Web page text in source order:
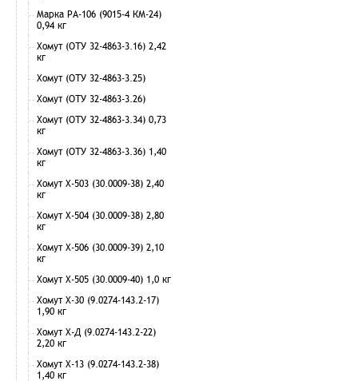
Марка РА-106 (9015-4 КМ-24)
0,94 кг
Хомут (ОТУ 32-4863-3.16) 2,42
кг
Хомут (ОТУ 32-4863-3.25)
Хомут (ОТУ 32-4863-3.26)
Хомут (ОТУ 32-4863-3.34) 0,73
кг
Хомут (ОТУ 32-4863-3.36) 1,40
кг
Хомут Х-503 (30.0009-38) 2,40
кг
Хомут Х-504 (30.0009-38) 2,80
кг
Хомут Х-506 (30.0009-39) 2,10
кг
Хомут Х-505 (30.0009-40) 1,0 кг
Хомут Х-30 (9.0274-143.2-17)
1,90 кг
Хомут Х-Д (9.0274-143.2-22)
2,20 кг
Хомут Х-13 (9.0274-143.2-38)
1,40 кг